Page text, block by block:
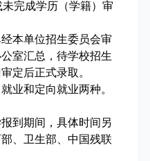
完成学历（学籍）审
本单位招生委员会审
室汇总，待学校招生
定后正式录取。
业和定向就业两种。
到期间，具体时间另
、卫生部、中国残联